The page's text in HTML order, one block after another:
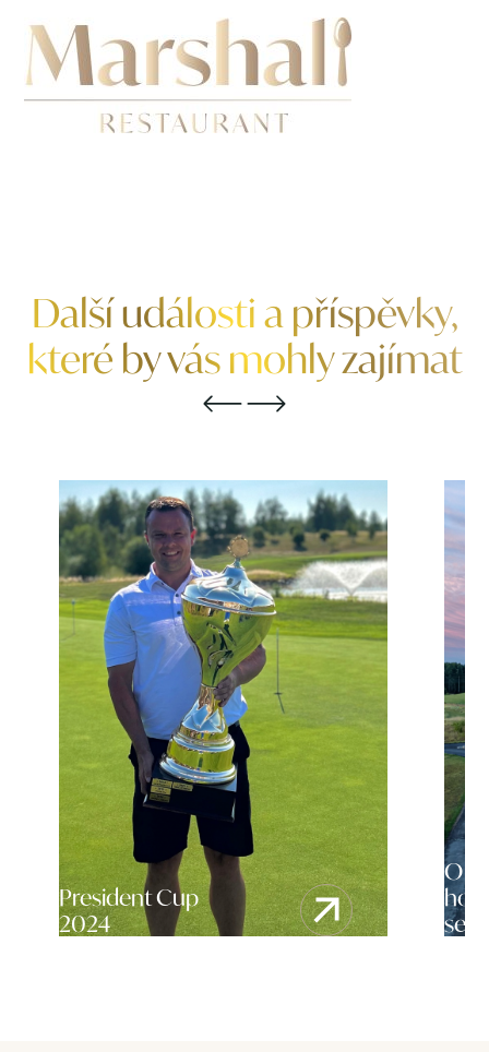
Další události a příspěvky,
které by vás mohly zajímat
President Cup
2024
O
se